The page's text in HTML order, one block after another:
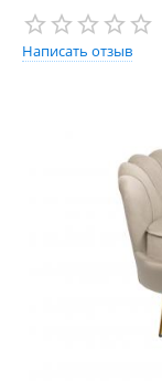
Написать отзыв